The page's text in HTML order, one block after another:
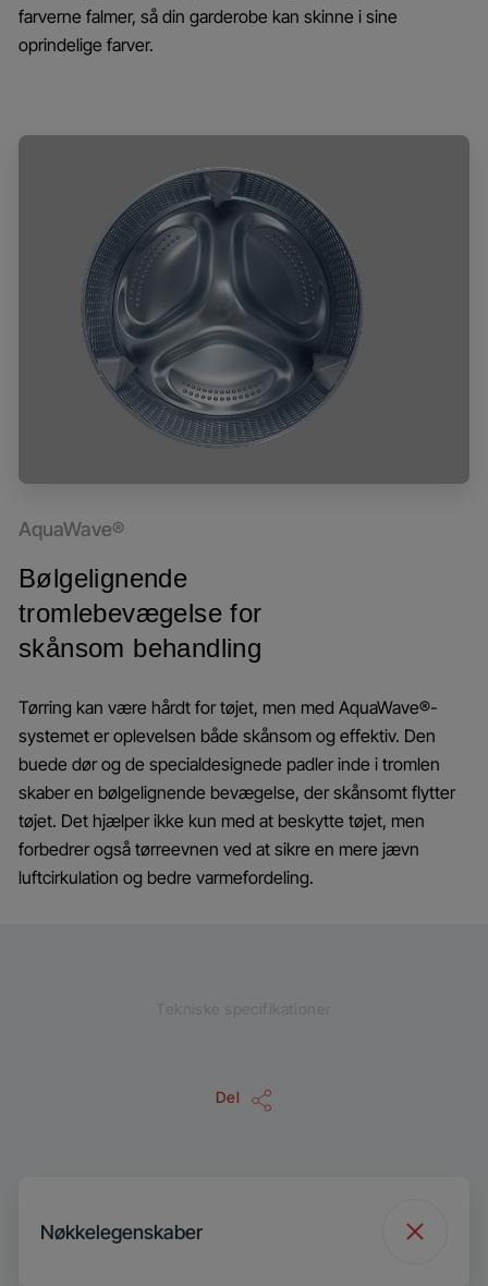
farverne falmer, så din garderobe kan skinne i sine
oprindelige farver.
AquaWave®
Bølgelignende
tromlebevægelse for
skånsom behandling
Tørring kan være hårdt for tøjet, men med AquaWave®-
systemet er oplevelsen både skånsom og effektiv. Den
buede dør og de specialdesignede padler inde i tromlen
skaber en bølgelignende bevægelse, der skånsomt flytter
tøjet. Det hjælper ikke kun med at beskytte tøjet, men
forbedrer også tørreevnen ved at sikre en mere jævn
luftcirkulation og bedre varmefordeling.
Del
Nøkkelegenskaber